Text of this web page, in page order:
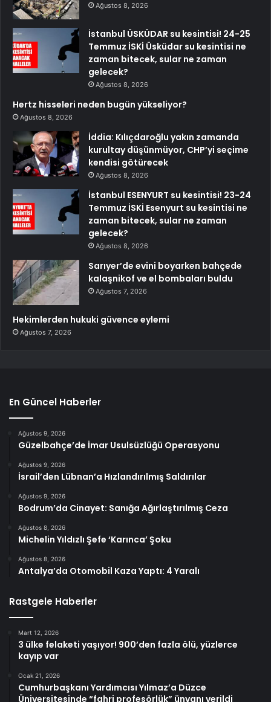
Ağustos 8, 2026
İstanbul ÜSKÜDAR su kesintisi! 24-25
Temmuz İSKİ Üsküdar su kesintisi ne
zaman bitecek, sular ne zaman
gelecek?
Ağustos 8, 2026
Hertz hisseleri neden bugün yükseliyor?
Ağustos 8, 2026
İddia: Kılıçdaroğlu yakın zamanda
kurultay düşünmüyor, CHP’yi seçime
kendisi götürecek
Ağustos 8, 2026
İstanbul ESENYURT su kesintisi! 23-24
Temmuz İSKİ Esenyurt su kesintisi ne
zaman bitecek, sular ne zaman
gelecek?
Ağustos 8, 2026
Sarıyer’de evini boyarken bahçede
kalaşnikof ve el bombaları buldu
Ağustos 7, 2026
Hekimlerden hukuki güvence eylemi
Ağustos 7, 2026
En Güncel Haberler
Ağustos 9, 2026
Güzelbahçe’de İmar Usulsüzlüğü Operasyonu
Ağustos 9, 2026
İsrail’den Lübnan’a Hızlandırılmış Saldırılar
Ağustos 9, 2026
Bodrum’da Cinayet: Sanığa Ağırlaştırılmış Ceza
Ağustos 8, 2026
Michelin Yıldızlı Şefe ‘Karınca’ Şoku
Ağustos 8, 2026
Antalya’da Otomobil Kaza Yaptı: 4 Yaralı
Rastgele Haberler
Mart 12, 2026
3 ülke felaketi yaşıyor! 900’den fazla ölü, yüzlerce
kayıp var
Ocak 21, 2026
Cumhurbaşkanı Yardımcısı Yılmaz’a Düzce
Üniversitesinde “fahri profesörlük” ünvanı verildi